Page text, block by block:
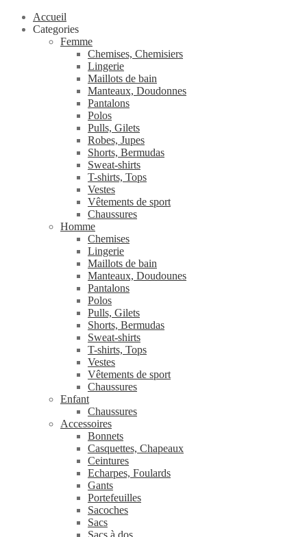
Accueil
Categories
Femme
Chemises, Chemisiers
Lingerie
Maillots de bain
Manteaux, Doudonnes
Pantalons
Polos
Pulls, Gilets
Robes, Jupes
Shorts, Bermudas
Sweat-shirts
T-shirts, Tops
Vestes
Vêtements de sport
Chaussures
Homme
Chemises
Lingerie
Maillots de bain
Manteaux, Doudounes
Pantalons
Polos
Pulls, Gilets
Shorts, Bermudas
Sweat-shirts
T-shirts, Tops
Vestes
Vêtements de sport
Chaussures
Enfant
Chaussures
Accessoires
Bonnets
Casquettes, Chapeaux
Ceintures
Echarpes, Foulards
Gants
Portefeuilles
Sacoches
Sacs
Sacs à dos